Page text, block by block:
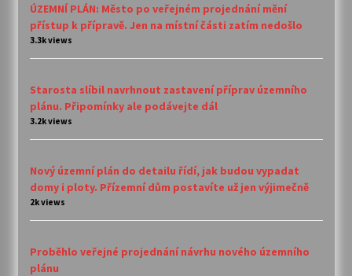
ÚZEMNÍ PLÁN: Město po veřejném projednání mění
přístup k přípravě. Jen na místní části zatím nedošlo
3.3k views
Starosta slíbil navrhnout zastavení příprav územního
plánu. Připomínky ale podávejte dál
3.2k views
Nový územní plán do detailu řídí, jak budou vypadat
domy i ploty. Přízemní dům postavíte už jen výjimečně
2k views
Proběhlo veřejné projednání návrhu nového územního
plánu